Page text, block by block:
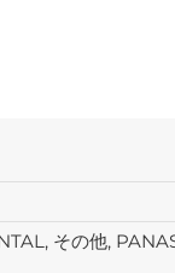
その他,